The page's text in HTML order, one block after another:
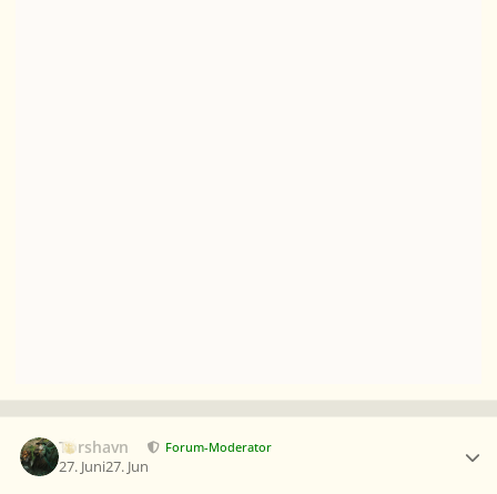
Torshavn Forum-Moderator
27. Juni27. Jun